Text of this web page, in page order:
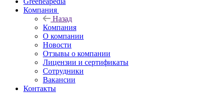
Компания
Назад
Компания
О компании
Новости
Отзывы о компании
Лицензии и сертификаты
Сотрудники
Вакансии
Контакты